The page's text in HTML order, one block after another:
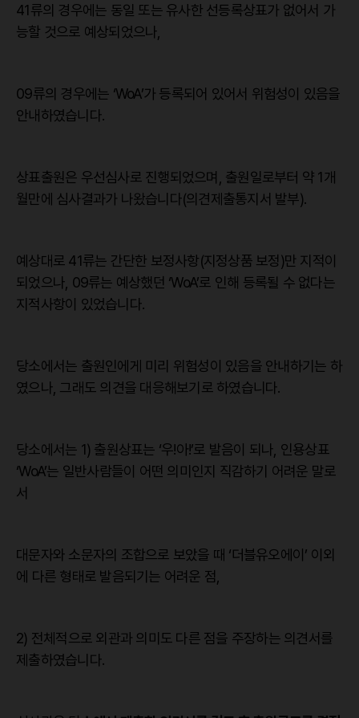
41류의 경우에는 동일 또는 유사한 선등록상표가 없어서 가
능할 것으로 예상되었으나,
09류의 경우에는 ‘WoA’가 등록되어 있어서 위험성이 있음을
안내하였습니다.
상표출원은 우선심사로 진행되었으며, 출원일로부터 약 1개
월만에 심사결과가 나왔습니다(의견제출통지서 발부).
예상대로 41류는 간단한 보정사항(지정상품 보정)만 지적이
되었으나, 09류는 예상했던 ‘WoA’로 인해 등록될 수 없다는
지적사항이 있었습니다.
당소에서는 출원인에게 미리 위험성이 있음을 안내하기는 하
였으나, 그래도 의견을 대응해보기로 하였습니다.
당소에서는 1) 출원상표는 ‘우!아!’로 발음이 되나, 인용상표
‘WoA’는 일반사람들이 어떤 의미인지 직감하기 어려운 말로
서
대문자와 소문자의 조합으로 보았을 때 ‘더블유오에이’ 이외
에 다른 형태로 발음되기는 어려운 점,
2) 전체적으로 외관과 의미도 다른 점을 주장하는 의견서를
제출하였습니다.